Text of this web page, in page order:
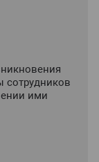
сотрудников
ими